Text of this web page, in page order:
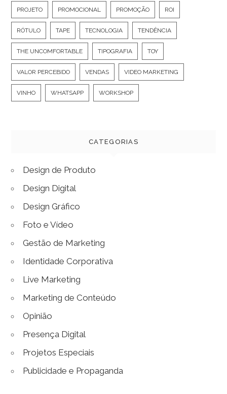
PROJETO PROMOCIONAL PROMOÇÃO ROI
RÓTULO TAPE TECNOLOGIA TENDÊNCIA
THE UNCOMFORTABLE TIPOGRAFIA TOY
VALOR PERCEBIDO VENDAS VIDEO MARKETING
VINHO WHATSAPP WORKSHOP
CATEGORIAS
Design de Produto
Design Digital
Design Gráfico
Foto e Vídeo
Gestão de Marketing
Identidade Corporativa
Live Marketing
Marketing de Conteúdo
Opinião
Presença Digital
Projetos Especiais
Publicidade e Propaganda